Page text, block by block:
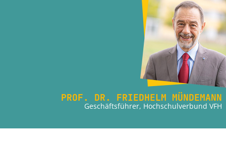
PROF. DR. FRIEDHELM MÜNDEMANN
Geschäftsführer, Hochschulverbund VFH